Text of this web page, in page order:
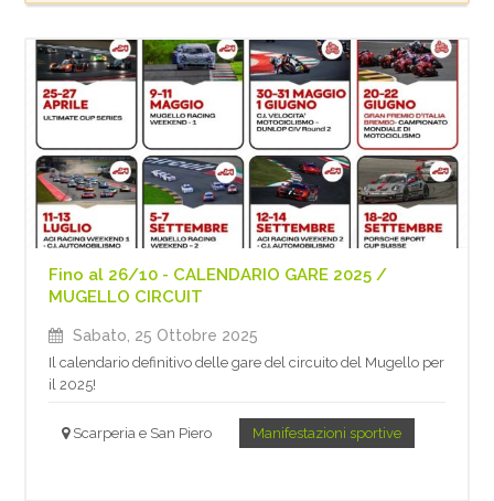
Fino al 26/10 - CALENDARIO GARE 2025 /
MUGELLO CIRCUIT
Sabato, 25 Ottobre 2025
Il calendario definitivo delle gare del circuito del Mugello per
il 2025!
Scarperia e San Piero Manifestazioni sportive